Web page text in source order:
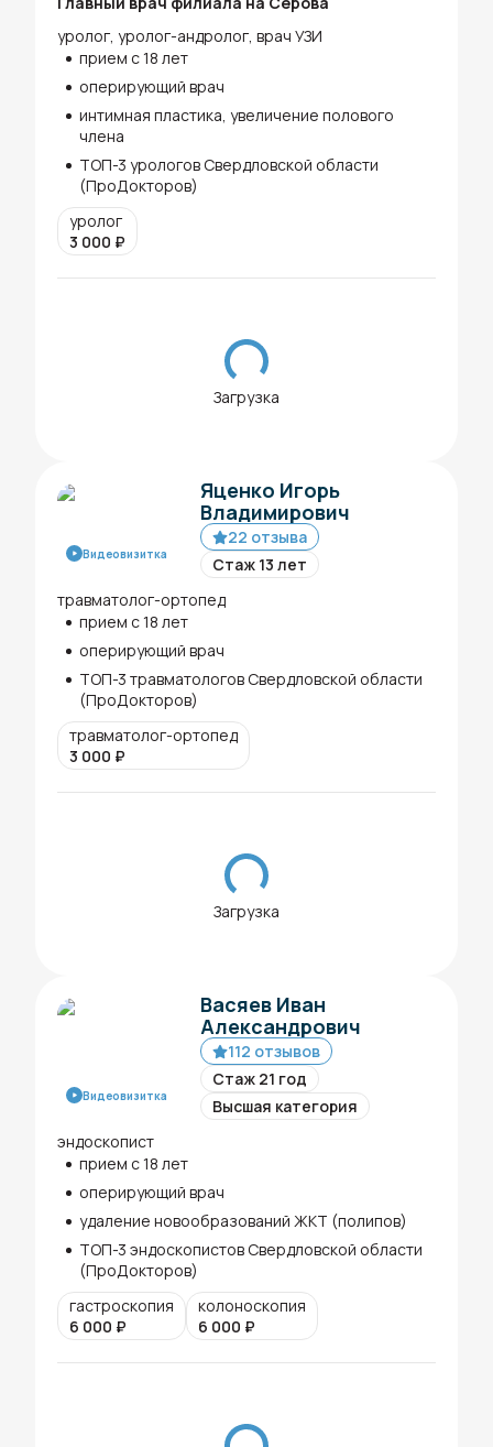
уролог, уролог-андролог, врач УЗИ
прием с 18 лет
оперирующий врач
интимная пластика, увеличение полового
члена
ТОП-3 урологов Свердловской области
(ПроДокторов)
уролог
3 000 ₽
Загрузка
Видеовизитка
Яценко Игорь
Владимирович
22 отзыва
Стаж 13 лет
травматолог-ортопед
прием с 18 лет
оперирующий врач
ТОП-3 травматологов Свердловской области
(ПроДокторов)
травматолог-ортопед
3 000 ₽
Загрузка
Видеовизитка
Васяев Иван
Александрович
112 отзывов
Стаж 21 год
Высшая категория
эндоскопист
прием с 18 лет
оперирующий врач
удаление новообразований ЖКТ (полипов)
ТОП-3 эндоскопистов Свердловской области
(ПроДокторов)
гастроскопия
6 000 ₽
колоноскопия
6 000 ₽